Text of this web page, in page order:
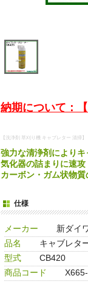
納期について：
【洗浄剤 草刈り機 キャブレター 清掃】
強力な清浄剤によりキ
気化器の詰まりに速攻
カーボン・ガム状物質
仕様
メーカー
新ダイ
品名
キャブレタ
型式
CB420
商品コード